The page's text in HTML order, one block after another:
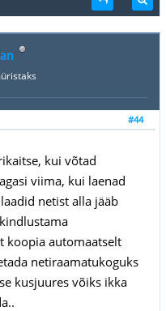
#44
kui võtad
viima, kui laenad
netist alla jääb
koopia automaatselt
netiraamatukoguks
kusjuures võiks ikka